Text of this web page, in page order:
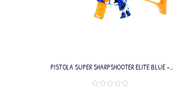
PISTOLA SUPER SHARPSHOOTER ELITE BLUE –
WATER BOMB